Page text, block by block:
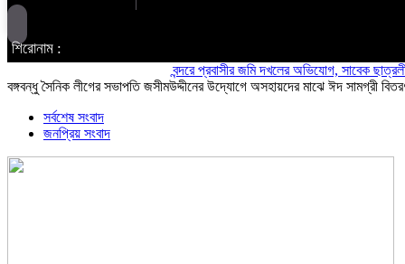
শিরোনাম :
বন্দরে প্রবাসীর জমি দখলের অভিযোগ, সাবেক ছাত্রলীগ
বঙ্গবন্ধু সৈনিক লীগের সভাপতি জসীমউদ্দীনের উদ্যোগে অসহায়দের মাঝে ঈদ সামগ্রী
সর্বশেষ সংবাদ
জনপ্রিয় সংবাদ